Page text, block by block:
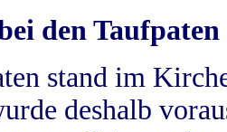
den Taufpaten
stand im
deshalb